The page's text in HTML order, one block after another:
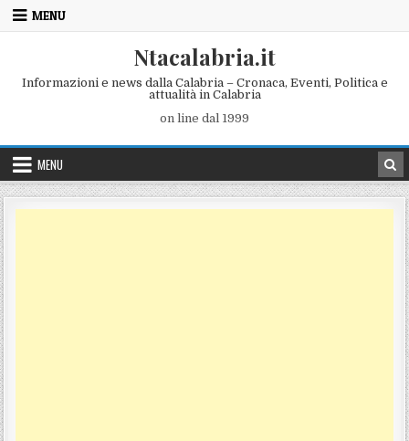
Skip to content
MENU
Ntacalabria.it
Informazioni e news dalla Calabria – Cronaca, Eventi, Politica e
attualità in Calabria
on line dal 1999
MENU